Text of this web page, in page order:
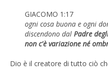
GIACOMO 1:17
ogni cosa buona e ogni
discendono dal Padre
non c'è variazione né
Dio è il creatore di tutto ciò